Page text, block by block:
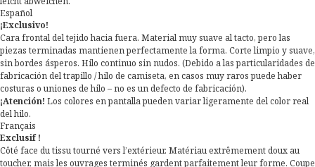
Español
¡Exclusivo!
Cara frontal del tejido hacia fuera. Material muy suave al tacto, pero las
piezas terminadas mantienen perfectamente la forma. Corte limpio y suave,
sin bordes ásperos. Hilo continuo sin nudos. (Debido a las particularidades de
fabricación del trapillo / hilo de camiseta, en casos muy raros puede haber
costuras o uniones de hilo – no es un defecto de fabricación).
¡Atención! Los colores en pantalla pueden variar ligeramente del color real
del hilo.
Français
Exclusif !
Côté face du tissu tourné vers l’extérieur. Matériau extrêmement doux au
toucher, mais les ouvrages terminés gardent parfaitement leur forme. Coupe